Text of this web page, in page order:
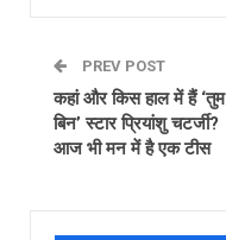
PREV POST
कहां और किस हाल में हैं ‘तुम
बिन’ स्टार प्रियांशु चटर्जी?
आज भी मन में है एक टीस